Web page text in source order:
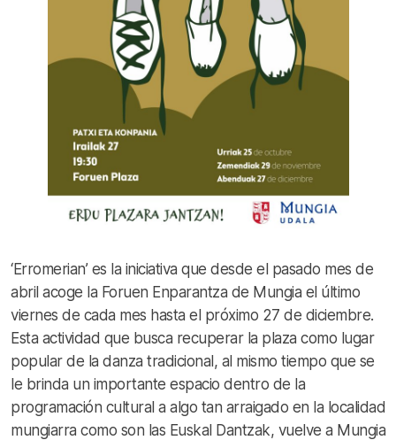
‘Erromerian’ es la iniciativa que desde el pasado mes de
abril acoge la Foruen Enparantza de Mungia el último
viernes de cada mes hasta el próximo 27 de diciembre.
Esta actividad que busca recuperar la plaza como lugar
popular de la danza tradicional, al mismo tiempo que se
le brinda un importante espacio dentro de la
programación cultural a algo tan arraigado en la localidad
mungiarra como son las Euskal Dantzak, vuelve a Mungia